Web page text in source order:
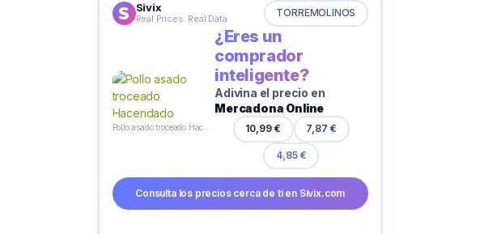
Sivix
Real Prices. Real Data TORREMOLINOS
¿Eres un
comprador
inteligente?
Adivina el precio en
Mercadona Online
10,99 € 7,87 €
4,85 €
Consulta los precios cerca de ti en Sivix.com